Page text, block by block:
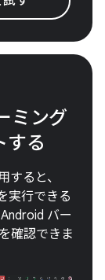
ミング
する
ると、
実行できる
バー
確認できま